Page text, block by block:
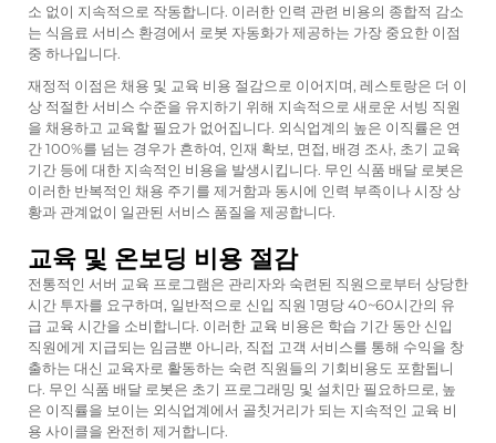
소 없이 지속적으로 작동합니다. 이러한 인력 관련 비용의 종합적 감소
는 식음료 서비스 환경에서 로봇 자동화가 제공하는 가장 중요한 이점
중 하나입니다.
재정적 이점은 채용 및 교육 비용 절감으로 이어지며, 레스토랑은 더 이
상 적절한 서비스 수준을 유지하기 위해 지속적으로 새로운 서빙 직원
을 채용하고 교육할 필요가 없어집니다. 외식업계의 높은 이직률은 연
간 100%를 넘는 경우가 흔하여, 인재 확보, 면접, 배경 조사, 초기 교육
기간 등에 대한 지속적인 비용을 발생시킵니다. 무인 식품 배달 로봇은
이러한 반복적인 채용 주기를 제거함과 동시에 인력 부족이나 시장 상
황과 관계없이 일관된 서비스 품질을 제공합니다.
교육 및 온보딩 비용 절감
전통적인 서버 교육 프로그램은 관리자와 숙련된 직원으로부터 상당한
시간 투자를 요구하며, 일반적으로 신입 직원 1명당 40~60시간의 유
급 교육 시간을 소비합니다. 이러한 교육 비용은 학습 기간 동안 신입
직원에게 지급되는 임금뿐 아니라, 직접 고객 서비스를 통해 수익을 창
출하는 대신 교육자로 활동하는 숙련 직원들의 기회비용도 포함됩니
다. 무인 식품 배달 로봇은 초기 프로그래밍 및 설치만 필요하므로, 높
은 이직률을 보이는 외식업계에서 골칫거리가 되는 지속적인 교육 비
용 사이클을 완전히 제거합니다.